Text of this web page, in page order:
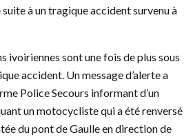
à un tragique accident survenu à
ivoiriennes sont une fois de plus sous
accident. Un message d’alerte a
Police Secours informant d’un
un motocycliste qui a été renversé
du pont de Gaulle en direction de